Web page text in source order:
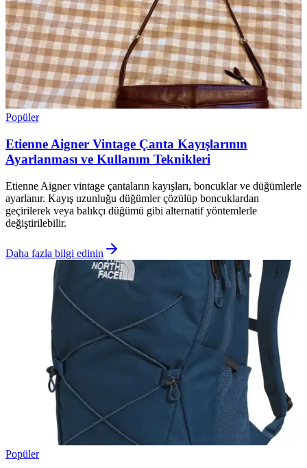
Popüler
Etienne Aigner Vintage Çanta Kayışlarının
Ayarlanması ve Kullanım Teknikleri
Etienne Aigner vintage çantaların kayışları, boncuklar ve düğümlerle
ayarlanır. Kayış uzunluğu düğümler çözülüp boncuklardan
geçirilerek veya balıkçı düğümü gibi alternatif yöntemlerle
değiştirilebilir.
Daha fazla bilgi edinin
Popüler